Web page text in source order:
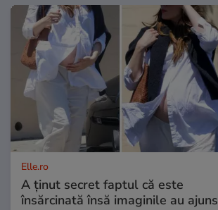
Elle.ro
A ținut secret faptul că este
însărcinată însă imaginile au ajuns